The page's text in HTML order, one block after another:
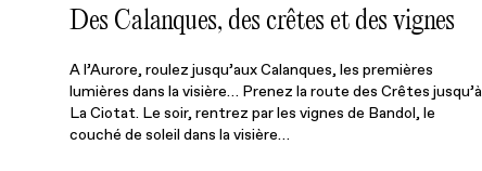
Des Calanques, des crêtes et des vignes
A l’Aurore, roulez jusqu’aux Calanques, les premières
lumières dans la visière… Prenez la route des Crêtes jusqu’à
La Ciotat. Le soir, rentrez par les vignes de Bandol, le
couché de soleil dans la visière…